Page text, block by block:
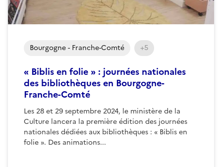
« Biblis en folie » : journées nationales
des bibliothèques en Bourgogne-
Franche-Comté
Les 28 et 29 septembre 2024, le ministère de la
Culture lancera la première édition des journées
nationales dédiées aux bibliothèques : « Biblis en
folie ». Des animations...
Bourgogne - Franche-Comté +5